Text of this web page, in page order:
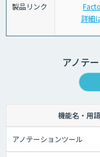
製品リンク
詳細
アノテ
機能名・用語
アノテーションツール